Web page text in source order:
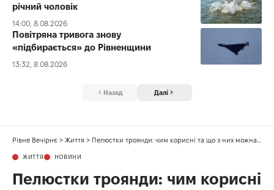
річний чоловік
14:00, 8.08.2026
Повітряна тривога знову
«підбирається» до Рівненщини
13:32, 8.08.2026
Назад Далі
Рівне Вечірнє > Життя > Пелюстки троянди: чим корисні та що з них можна приготувати
ЖИТТЯ НОВИНИ
Пелюстки троянди: чим корисні